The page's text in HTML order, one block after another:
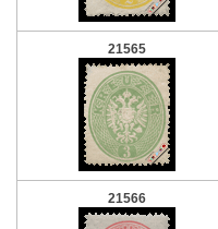
21565
21566